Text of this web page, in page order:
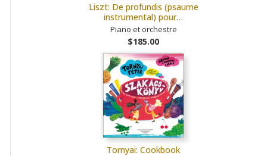
Liszt: De profundis (psaume
instrumental) pour…
Piano et orchestre
$185.00
Tornyai: Cookbook